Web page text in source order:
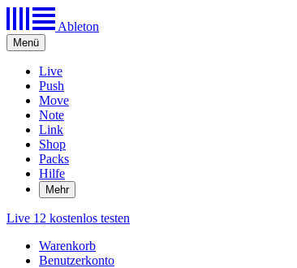
Ableton
Menü
Live
Push
Move
Note
Link
Shop
Packs
Hilfe
Mehr
Live 12 kostenlos testen
Warenkorb
Benutzerkonto